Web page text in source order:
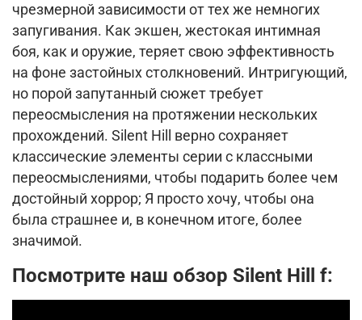
чрезмерной зависимости от тех же немногих
запугивания. Как экшен, жестокая интимная
боя, как и оружие, теряет свою эффективность
на фоне застойных столкновений. Интригующий,
но порой запутанный сюжет требует
переосмысления на протяжении нескольких
прохождений. Silent Hill верно сохраняет
классические элементы серии с классными
переосмыслениями, чтобы подарить более чем
достойный хоррор; Я просто хочу, чтобы она
была страшнее и, в конечном итоге, более
значимой.
Посмотрите наш обзор Silent Hill f: